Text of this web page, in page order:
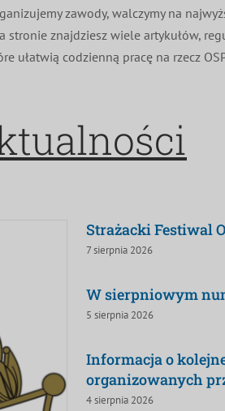
zawody, walczymy na
znajdziesz wiele artykułów,
ułatwią codzienną pracę na rzecz
Strażacki Festiwal
7 sierpnia 2026
W sierpniowym
5 sierpnia 2026
Informacja o
organizowanych
4 sierpnia 2026